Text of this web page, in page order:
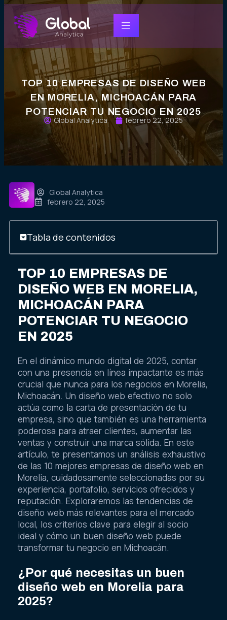
TOP 10 EMPRESAS DE DISEÑO WEB
EN MORELIA, MICHOACÁN PARA
POTENCIAR TU NEGOCIO EN 2025
Global Analytica febrero 22, 2025
Global Analytica
febrero 22, 2025
Tabla de contenidos
TOP 10 EMPRESAS DE
DISEÑO WEB EN MORELIA,
MICHOACÁN PARA
POTENCIAR TU NEGOCIO
EN 2025
En el dinámico mundo digital de 2025, contar
con una presencia en línea impactante es más
crucial que nunca para los negocios en Morelia,
Michoacán. Un diseño web efectivo no solo
actúa como la carta de presentación de tu
empresa, sino que también es una herramienta
poderosa para atraer clientes, aumentar las
ventas y construir una marca sólida. En este
artículo, te presentamos un análisis exhaustivo
de las 10 mejores empresas de diseño web en
Morelia, cuidadosamente seleccionadas por su
experiencia, portafolio, servicios ofrecidos y
reputación. Exploraremos las tendencias de
diseño web más relevantes para el mercado
local, los criterios clave para elegir al socio
ideal y cómo un buen diseño web puede
transformar tu negocio en Michoacán.
¿Por qué necesitas un buen
diseño web en Morelia para
2025?